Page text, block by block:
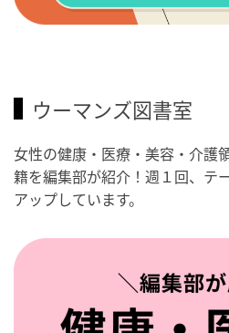
ウーマンズ図書室
女性の健康・医療・美容・介護
籍を編集部が紹介！週１回、テ
アップしています。